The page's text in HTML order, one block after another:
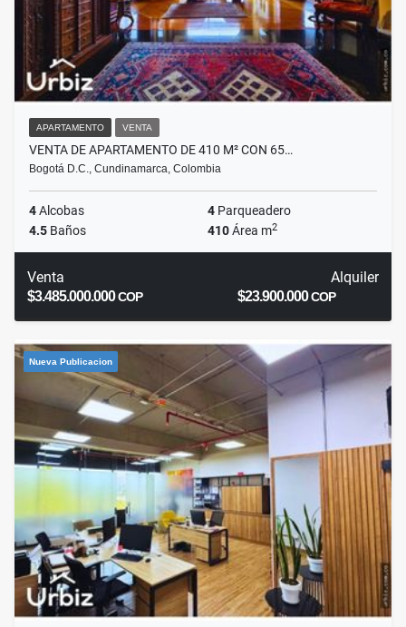
APARTAMENTO VENTA
VENTA DE APARTAMENTO DE 410 M² CON 65…
Bogotá D.C., Cundinamarca, Colombia
4Alcobas 4 Parqueadero
4.5 Baños 410Área m2
Venta
$3.485.000.000COP
Alquiler
$23.900.000COP
Nueva Publicacion